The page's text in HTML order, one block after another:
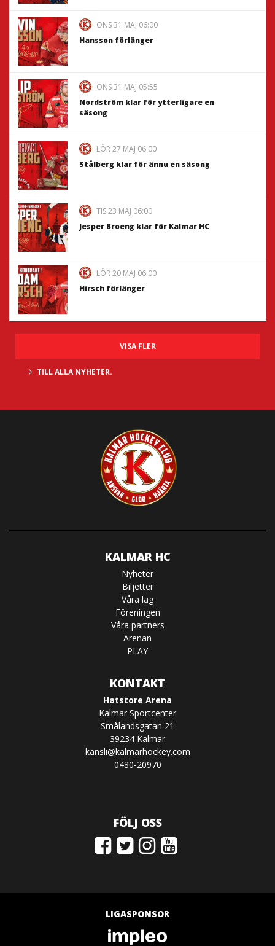
ONS 31 MAJ 06:00
Hansson förlänger
ONS 31 MAJ 05:55
Nordström klar för ytterligare en
säsong
LÖR 27 MAJ 06:00
Stålberg klar för ännu en säsong
TIS 23 MAJ 06:00
Jesper Broeng klar för Kalmar HC
LÖR 20 MAJ 06:00
Hirsch förlänger
VISA FLER
TILL ALLA NYHETER.
KALMAR HC
Nyheter
Biljetter
Våra lag
Föreningen
Våra partners
Arenan
PLAY
KONTAKT
Hatstore Arena
Kalmar Sportcenter
Smålandsgatan 21
39234 Kalmar
kansli@kalmarhockey.com
0480-20970
FÖLJ OSS
LIGASPONSOR